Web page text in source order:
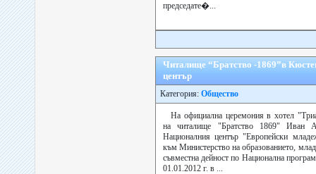
председате�...
Читалище “Братство -1869”в
център
Категория: Общество
На официална церемония в хотел
на читалище "Братство 1869" Иван
Националния център "Европейски
към Министерство на образованието,
съвместна дейност по Национална
01.01.2012 г. в ...